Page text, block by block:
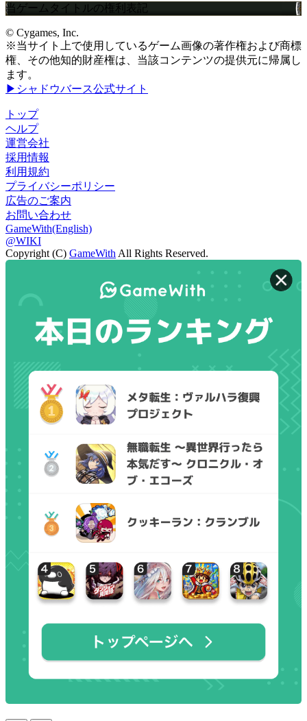
当ゲームタイトルの権利表記
© Cygames, Inc.
※当サイト上で使用しているゲーム画像の著作権および商標
権、その他知的財産権は、当該コンテンツの提供元に帰属し
ます。
▶シャドウバース公式サイト
トップ
ヘルプ
運営会社
採用情報
利用規約
プライバシーポリシー
広告のご案内
お問い合わせ
GameWith(English)
@WIKI
Copyright (C) GameWith All Rights Reserved.